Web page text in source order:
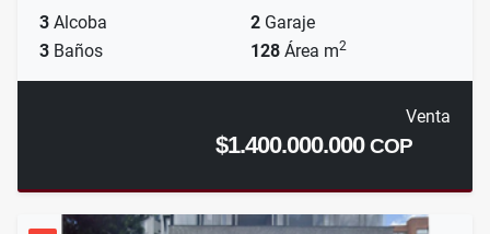
3 Alcoba 2 Garaje
3 Baños 128 Área m2
Venta
$1.400.000.000COP